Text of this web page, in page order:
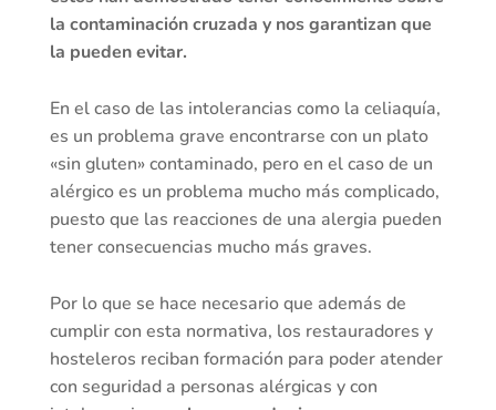
la contaminación cruzada y nos garantizan que
la pueden evitar.
En el caso de las intolerancias como la celiaquía,
es un problema grave encontrarse con un plato
«sin gluten» contaminado, pero en el caso de un
alérgico es un problema mucho más complicado,
puesto que las reacciones de una alergia pueden
tener consecuencias mucho más graves.
Por lo que se hace necesario que además de
cumplir con esta normativa, los restauradores y
hosteleros reciban formación para poder atender
con seguridad a personas alérgicas y con